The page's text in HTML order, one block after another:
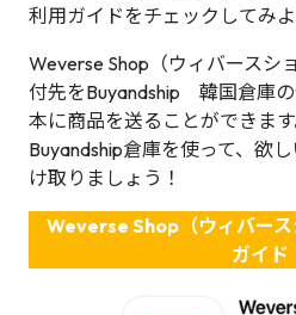
利用ガイドをチェックしてみよ
Weverse Shop（ウィバースシ
付先をBuyandship 韓国倉庫
本に商品を送ることができま
Buyandship倉庫を使って、欲
け取りましょう！
Weverse Shop（ウィバー
ガイド